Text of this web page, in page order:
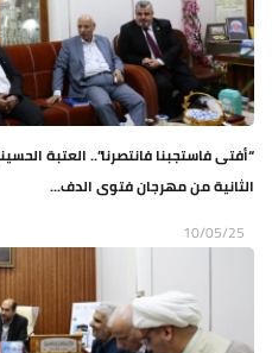
“أفتى فاستجبنا فانتصرنا”.. العتبة
الثانية من مهرجان فتوى الدف...
10/05/25